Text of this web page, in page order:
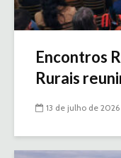
Encontros
Rurais
13 de julho de 2026